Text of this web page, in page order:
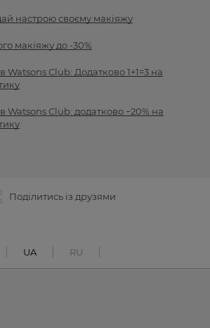
настрою своєму макіяжу
макіяжу до -30%
Watsons Club: Додатково 1+1=3 на
Watsons Club: додатково −20% на
Поділитись із друзями
UA RU